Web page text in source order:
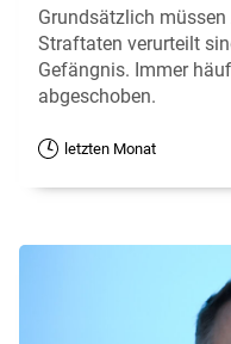
Grundsätzlich müssen
Straftaten verurteilt
Gefängnis. Immer
abgeschoben.
letzten Monat